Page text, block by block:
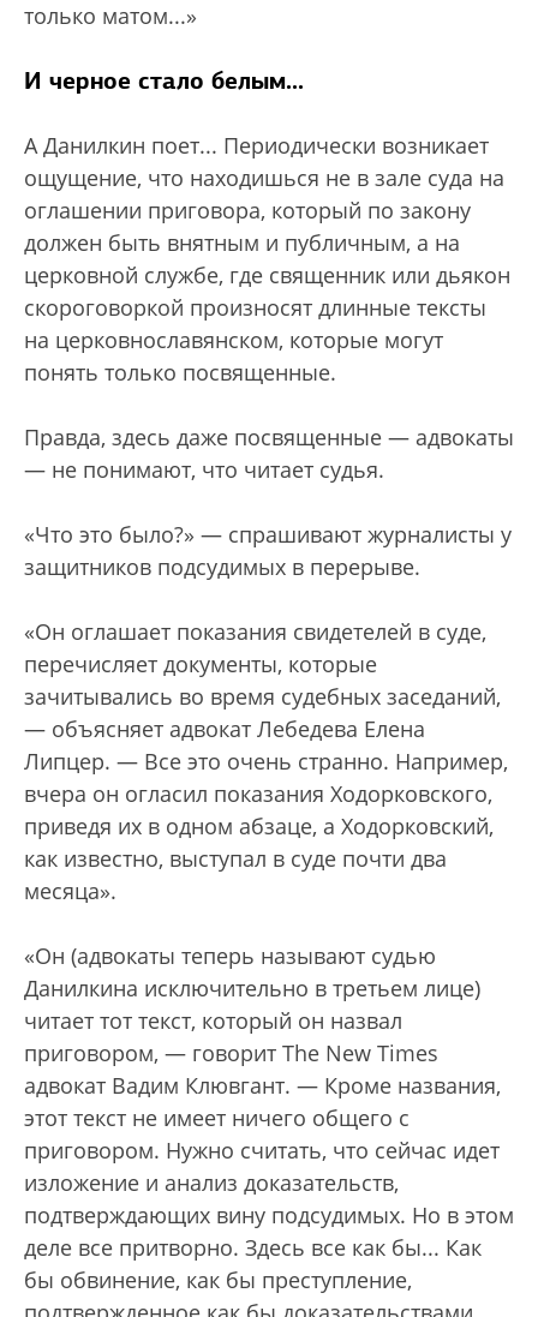
только матом...»
И черное стало белым...
А Данилкин поет... Периодически возникает
ощущение, что находишься не в зале суда на
оглашении приговора, который по закону
должен быть внятным и публичным, а на
церковной службе, где священник или дьякон
скороговоркой произносят длинные тексты
на церковнославянском, которые могут
понять только посвященные.
Правда, здесь даже посвященные — адвокаты
— не понимают, что читает судья.
«Что это было?» — спрашивают журналисты у
защитников подсудимых в перерыве.
«Он оглашает показания свидетелей в суде,
перечисляет документы, которые
зачитывались во время судебных заседаний,
— объясняет адвокат Лебедева Елена
Липцер. — Все это очень странно. Например,
вчера он огласил показания Ходорковского,
приведя их в одном абзаце, а Ходорковский,
как известно, выступал в суде почти два
месяца».
«Он (адвокаты теперь называют судью
Данилкина исключительно в третьем лице)
читает тот текст, который он назвал
приговором, — говорит The New Times
адвокат Вадим Клювгант. — Кроме названия,
этот текст не имеет ничего общего с
приговором. Нужно считать, что сейчас идет
изложение и анализ доказательств,
подтверждающих вину подсудимых. Но в этом
деле все притворно. Здесь все как бы... Как
бы обвинение, как бы преступление,